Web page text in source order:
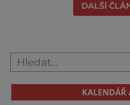
DALŠÍ
KALENDÁŘ